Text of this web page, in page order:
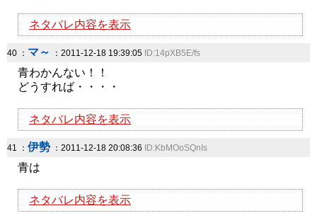
ネタバレ内容を表示
40 ： マ～ ：2011-12-18 19:39:05 ID:14pXB5E/fs
青わかんない！！
どうすれば・・・・
ネタバレ内容を表示
41 ： 伊勢 ：2011-12-18 20:08:36 ID:KbMOoSQnIs
青は
ネタバレ内容を表示